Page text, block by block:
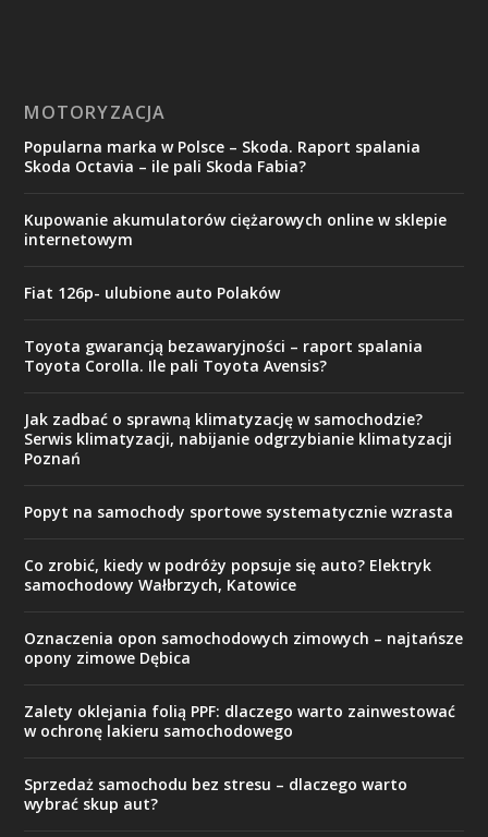
MOTORYZACJA
Popularna marka w Polsce – Skoda. Raport spalania
Skoda Octavia – ile pali Skoda Fabia?
Kupowanie akumulatorów ciężarowych online w sklepie
internetowym
Fiat 126p- ulubione auto Polaków
Toyota gwarancją bezawaryjności – raport spalania
Toyota Corolla. Ile pali Toyota Avensis?
Jak zadbać o sprawną klimatyzację w samochodzie?
Serwis klimatyzacji, nabijanie odgrzybianie klimatyzacji
Poznań
Popyt na samochody sportowe systematycznie wzrasta
Co zrobić, kiedy w podróży popsuje się auto? Elektryk
samochodowy Wałbrzych, Katowice
Oznaczenia opon samochodowych zimowych – najtańsze
opony zimowe Dębica
Zalety oklejania folią PPF: dlaczego warto zainwestować
w ochronę lakieru samochodowego
Sprzedaż samochodu bez stresu – dlaczego warto
wybrać skup aut?